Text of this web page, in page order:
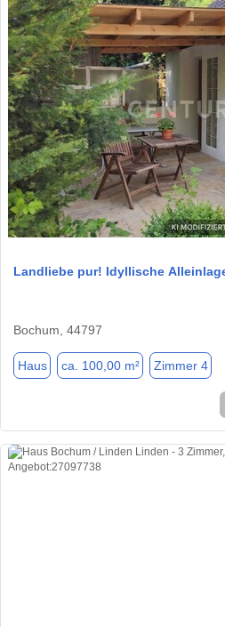
Landliebe pur! Idyllische
Bochum, 44797
Haus ca. 100,00 m² Zimmer 4